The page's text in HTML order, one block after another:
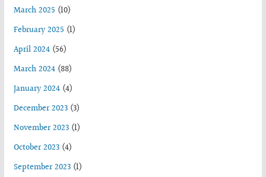
March 2025 (10)
February 2025 (1)
April 2024(56)
March 2024(88)
January 2024(4)
December 2023(3)
November 2023(1)
October 2023(4)
September 2023(1)